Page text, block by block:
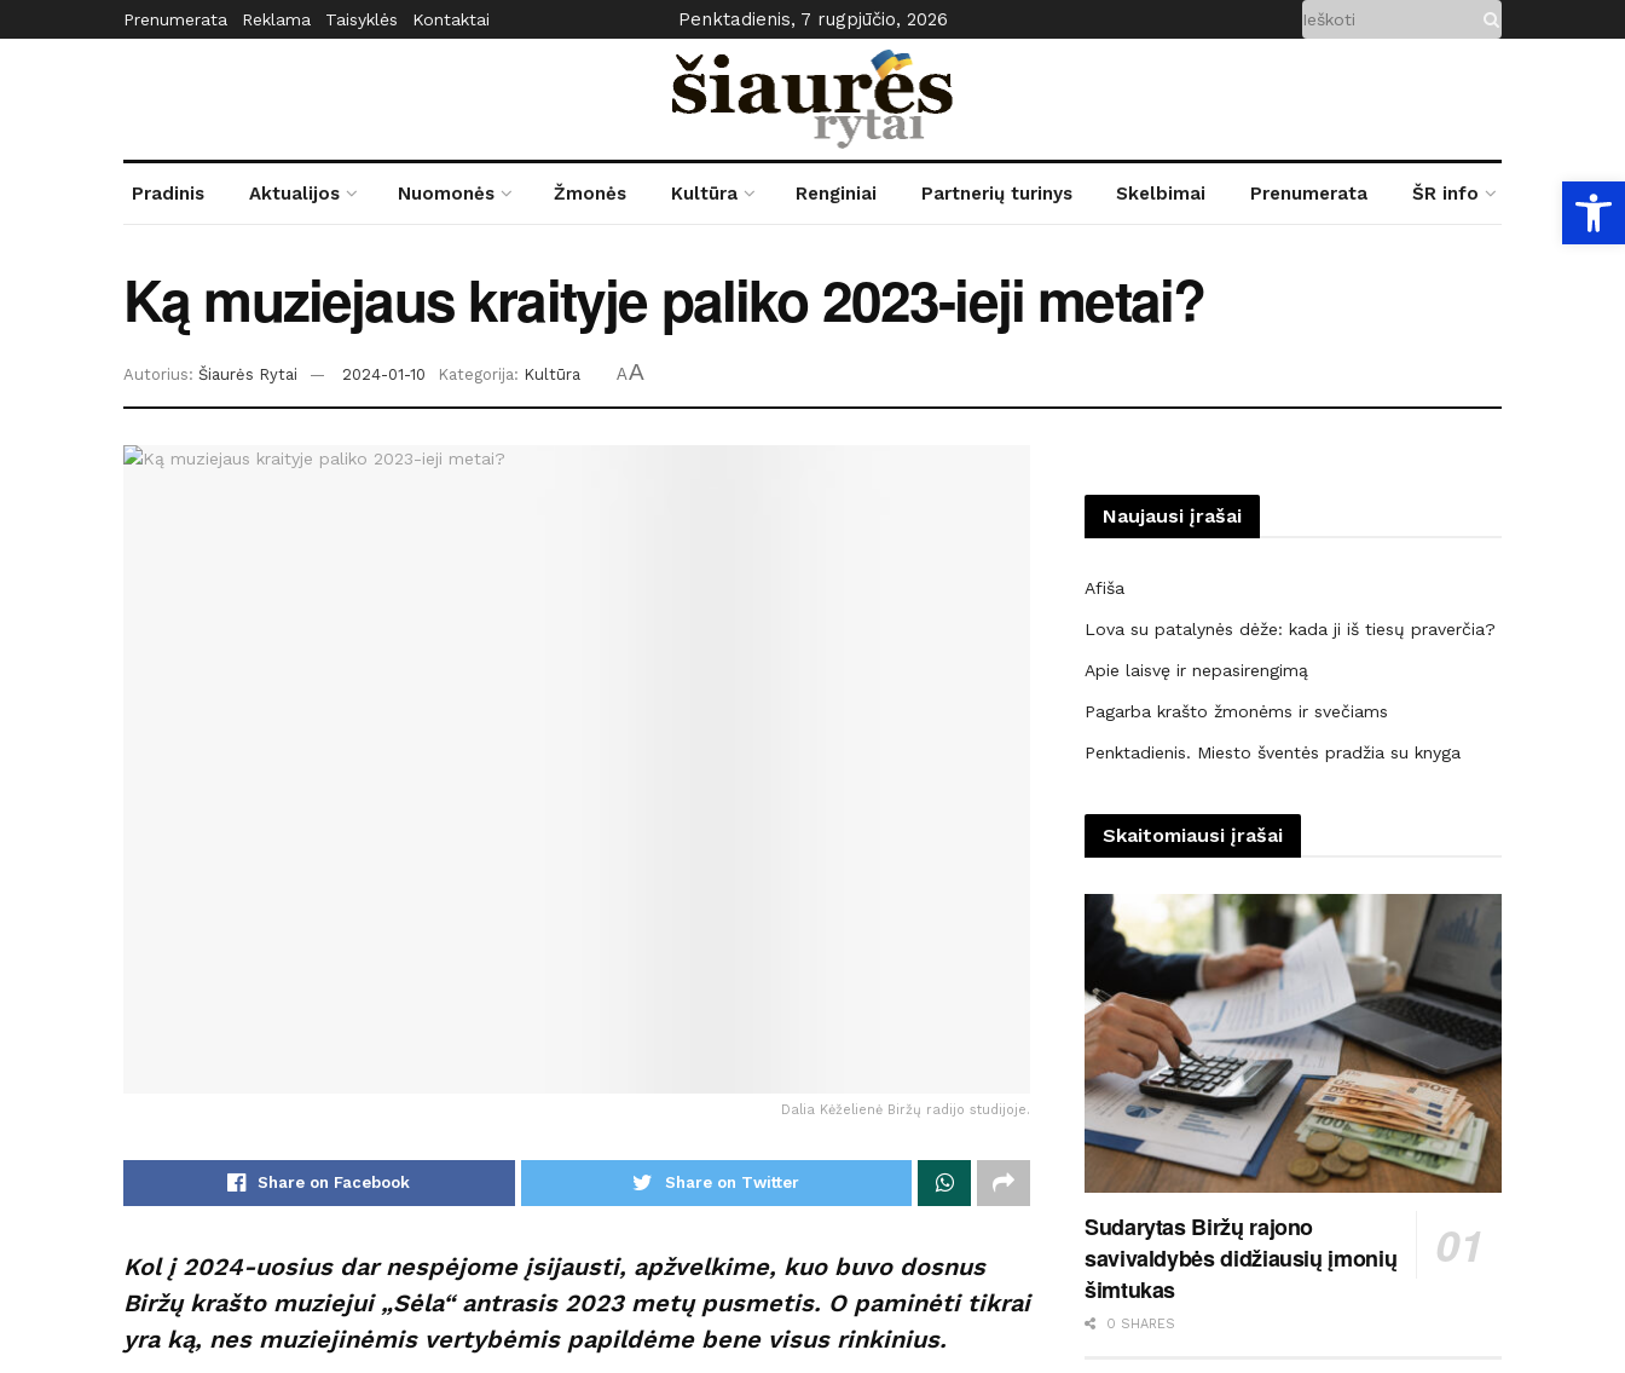
Prenumerata Reklama Taisyklės Kontaktai Penktadienis, 7 rugpjūčio, 2026
Pradinis Aktualijos Nuomonės Žmonės Kultūra Renginiai Partnerių turinys Skelbimai Prenumerata ŠR info
Ką muziejaus kraityje paliko 2023-ieji metai?
Autorius: Šiaurės Rytai 2024-01-10 Kategorija: Kultūra AA
Dalia Kėželienė Biržų radijo studijoje.
Share on Facebook Share on Twitter
Kol į 2024-uosius dar nespėjome įsijausti, apžvelkime, kuo buvo dosnus
Biržų krašto muziejui „Sėla“ antrasis 2023 metų pusmetis. O paminėti tikrai
yra ką, nes muziejinėmis vertybėmis papildėme bene visus rinkinius.
Naujausi įrašai
Afiša
Lova su patalynės dėže: kada ji iš tiesų praverčia?
Apie laisvę ir nepasirengimą
Pagarba krašto žmonėms ir svečiams
Penktadienis. Miesto šventės pradžia su knyga
Skaitomiausi įrašai
Sudarytas Biržų rajono
savivaldybės didžiausių įmonių
šimtukas
0 SHARES